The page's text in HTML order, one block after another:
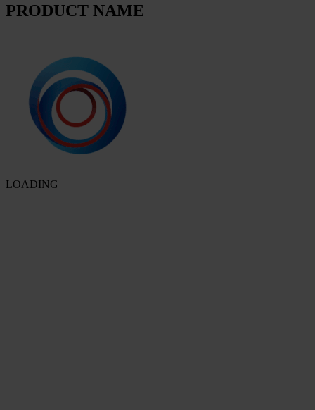
PRODUCT NAME
LOADING